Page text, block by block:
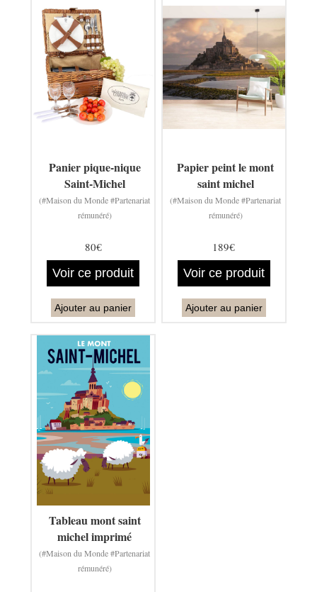
Panier pique-nique
Saint-Michel
(#Maison du Monde #Partenariat
rémunéré)
80€
Voir ce produit
Ajouter au panier
Papier peint le mont
saint michel
(#Maison du Monde #Partenariat
rémunéré)
189€
Voir ce produit
Ajouter au panier
Tableau mont saint
michel imprimé
(#Maison du Monde #Partenariat
rémunéré)